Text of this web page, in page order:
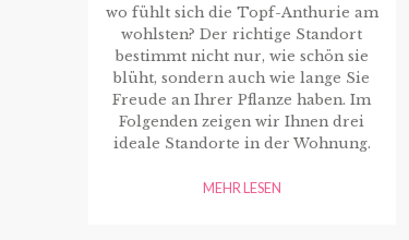
wo fühlt sich die Topf-Anthurie am
wohlsten? Der richtige Standort
bestimmt nicht nur, wie schön sie
blüht, sondern auch wie lange Sie
Freude an Ihrer Pflanze haben. Im
Folgenden zeigen wir Ihnen drei
ideale Standorte in der Wohnung.
MEHR LESEN